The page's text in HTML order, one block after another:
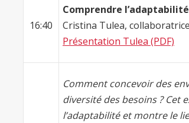
16:40
Comprendre
Cristina Tulea,
Présentation Tulea (PDF)
Comment concevoir des
diversité des besoins ? Cet
l’adaptabilité et montre le